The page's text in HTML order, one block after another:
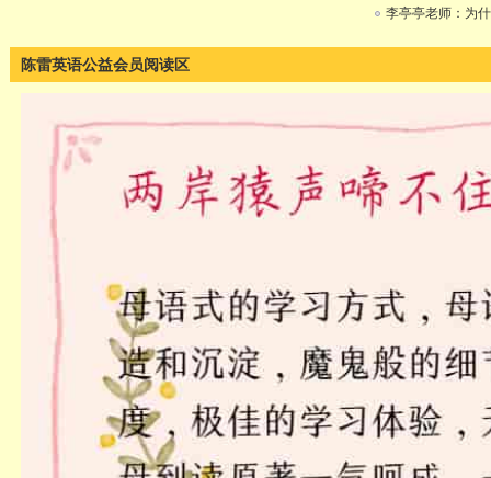
李亭亭老师：为
陈雷英语公益会员阅读区